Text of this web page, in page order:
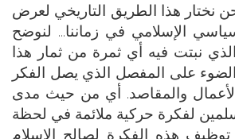
نختار هذا الطريق التاريخي لعرض
الإسلامي في زماننا... لنوضح
نبتت فيه أي ثمرة من ثمار هذا
الضوء على المفصل الذي يصل الفكر
والمقاصد. أي من حيث مدى
لفكرة حركية ملائمة في لحظة
هذه الفكرة لصالح الإسلام